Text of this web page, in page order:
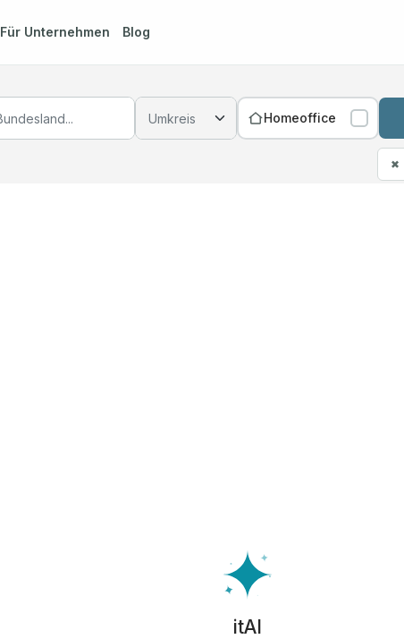
Für Unternehmen Blog
Homeoffice
✖
itAI